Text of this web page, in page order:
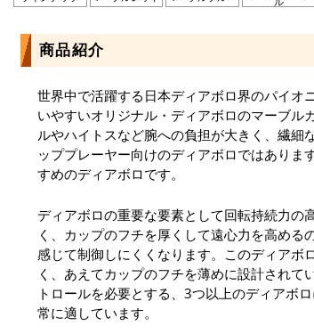
商品紹介
世界中で活躍する日本ディアボロ界のパイオ
いやすいオリジナル・ディアボロのマーブル
ルやハイトスなど腕への負担が大きく、繊細
ッププレーヤー向けのディアボロではあり
すめのディアボロです。
ディアボロの重要な要素として回転持続力
く、カップのフチを厚くして遠心力を高める
感じて制御しにくくなります。このディアボ
く、あえてカップのフチを薄めに設計され
トロールを必要とする、3つ以上のディアボ
常に適しています。